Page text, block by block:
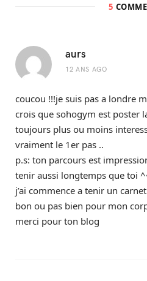
5
aurs
12 ANS AGO
coucou !!!je suis pas a londre
crois que sohogym est poster
toujours plus ou moins
vraiment le 1er pas ..
p.s: ton parcours est
tenir aussi longtemps que toi
j’ai commence a tenir un
bon ou pas bien pour mon
merci pour ton blog